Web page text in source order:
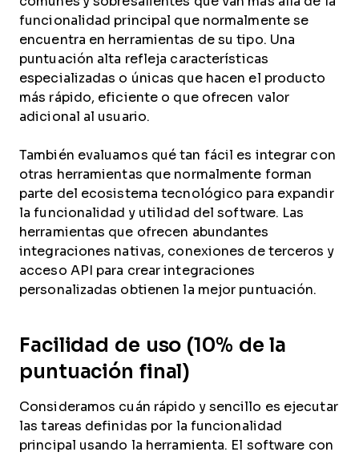
funcionalidad principal que normalmente se
encuentra en herramientas de su tipo. Una
puntuación alta refleja características
especializadas o únicas que hacen el producto
más rápido, eficiente o que ofrecen valor
adicional al usuario.
También evaluamos qué tan fácil es integrar con
otras herramientas que normalmente forman
parte del ecosistema tecnológico para expandir
la funcionalidad y utilidad del software. Las
herramientas que ofrecen abundantes
integraciones nativas, conexiones de terceros y
acceso API para crear integraciones
personalizadas obtienen la mejor puntuación.
Facilidad de uso (10% de la
puntuación final)
Consideramos cuán rápido y sencillo es ejecutar
las tareas definidas por la funcionalidad
principal usando la herramienta. El software con